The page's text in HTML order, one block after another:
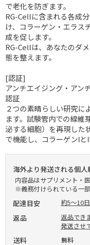
で老化を防ぎます。
RG-Cellに含まれる各成
け、コラーゲン・エラス
成を促します。
RG-Cellは、あなたのダ
態を整えます。
[認証]
アンチエイジング・アン
認証
２つの素晴らしい研究に
ます。試験管内での線維
泌する細胞）を再現した
で機能し、コラーゲンⅠ
海外より発送される個人
内容品はサプリメント・
※義務付けられている一
配達目安 約5～10
返品
返品でき
発送させ
送料 無料